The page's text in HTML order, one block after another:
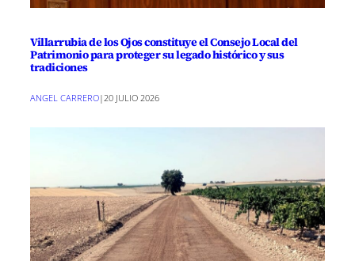
Villarrubia de los Ojos constituye el Consejo Local del
Patrimonio para proteger su legado histórico y sus
tradiciones
ANGEL CARRERO|20 JULIO 2026